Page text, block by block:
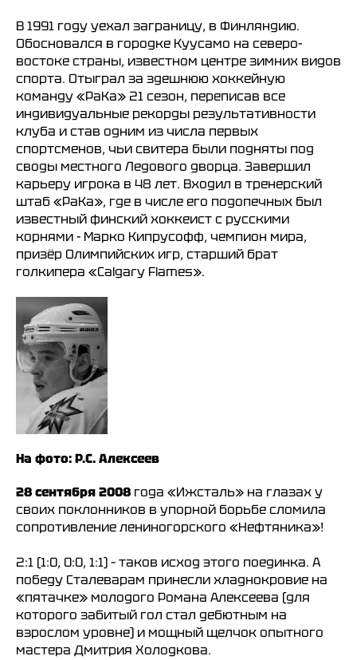
В 1991 году уехал заграницу, в Финляндию.
Обосновался в городке Куусамо на северо-
востоке страны, известном центре зимних видов
спорта. Отыграл за здешнюю хоккейную
команду «PaKa» 21 сезон, переписав все
индивидуальные рекорды результативности
клуба и став одним из числа первых
спортсменов, чьи свитера были подняты под
своды местного Ледового дворца. Завершил
карьеру игрока в 48 лет. Входил в тренерский
штаб «PaKa», где в числе его подопечных был
известный финский хоккеист с русскими
корнями - Марко Кипрусофф, чемпион мира,
призёр Олимпийских игр, старший брат
голкипера «Calgary Flames».
На фото: Р.С. Алексеев
28 сентября 2008 года «Ижсталь» на глазах у
своих поклонников в упорной борьбе сломила
сопротивление лениногорского «Нефтяника»!
2:1 (1:0, 0:0, 1:1) – таков исход этого поединка. А
победу Сталеварам принесли хладнокровие на
«пятачке» молодого Романа Алексеева (для
которого забитый гол стал дебютным на
взрослом уровне) и мощный щелчок опытного
мастера Дмитрия Холодкова.
ХК«Ижсталь»
Администрация
Состав команды
Тренерский штаб
НМХК«Прогресс»
Турнирная таблица
Тренерский штаб
Календарь МХЛ
Состав команды
Спортивная школа
по хоккею
ВКонтакте
Сайт
КХЛ
НХЛ
Всё о хоккее
Медиа
Социальные проекты
Видео
Фото
Магазин
Фан-зона
болельщиков
Политика конфиденциальности
Публичная оферта
Правила возврата и обмена товара
ООО «ХК «Ижсталь»
ОГРН 1261800004751, ИНН 1800050073
г. Ижевск, ул. Свободы, д. 82а
8 (3412) 572062 (доб. 1)